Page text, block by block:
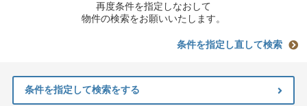
再度条件を指定しなおして
物件の検索をお願いいたします。
条件を指定し直して検索
条件を指定して検索をする